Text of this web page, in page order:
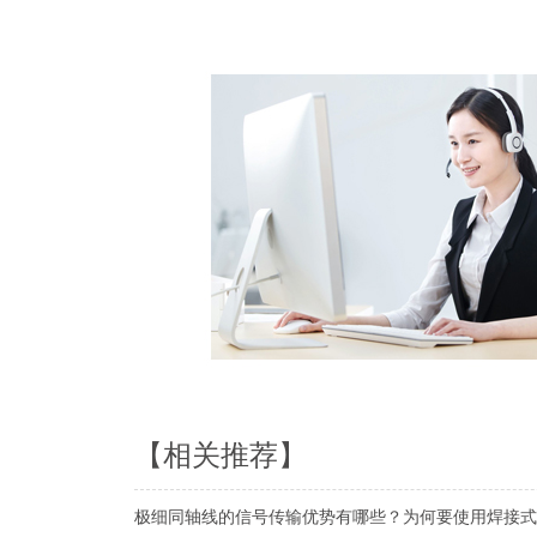
【相关推荐】
极细同轴线的信号传输优势有哪些？为何要使用焊接